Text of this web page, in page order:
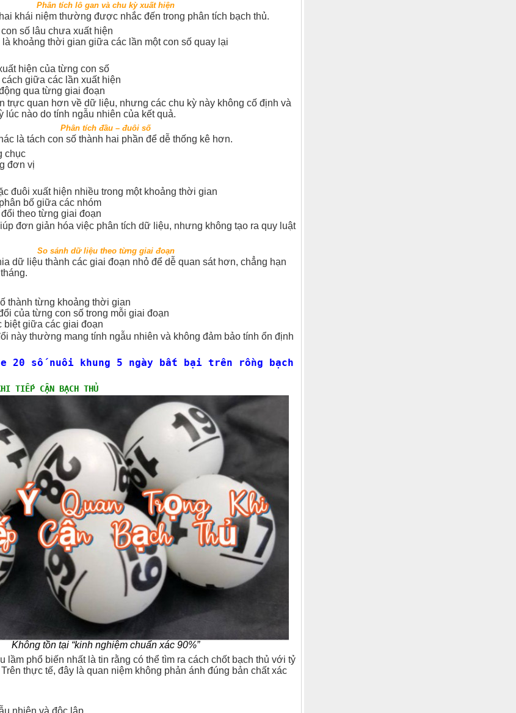
Phân tích lô gan và chu kỳ xuất hiện
khái niệm thường được nhắc đến trong phân tích bạch thủ.
số lâu chưa xuất hiện
khoảng thời gian giữa các lần một con số quay lại
hiện của từng con số
giữa các lần xuất hiện
qua từng giai đoạn
trực quan hơn về dữ liệu, nhưng các chu kỳ này không cố định và
lúc nào do tính ngẫu nhiên của kết quả.
Phân tích đầu – đuôi số
là tách con số thành hai phần để dễ thống kê hơn.
chục
đơn vị
đuôi xuất hiện nhiều trong một khoảng thời gian
bố giữa các nhóm
theo từng giai đoạn
đơn giản hóa việc phân tích dữ liệu, nhưng không tạo ra quy luật
So sánh dữ liệu theo từng giai đoạn
dữ liệu thành các giai đoạn nhỏ để dễ quan sát hơn, chẳng hạn
thành từng khoảng thời gian
của từng con số trong mỗi giai đoạn
biệt giữa các giai đoạn
này thường mang tính ngẫu nhiên và không đảm bảo tính ổn định
20 số nuôi khung 5 ngày bất bại trên rồng bạch
TIẾP CẬN BẠCH THỦ
Không tồn tại “kinh nghiệm chuẩn xác 90%”
lầm phổ biến nhất là tin rằng có thể tìm ra cách chốt bạch thủ với tỷ
thực tế, đây là quan niệm không phản ánh đúng bản chất xác